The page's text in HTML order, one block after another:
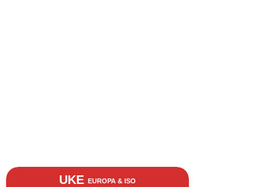
UKE EUROPA & ISO